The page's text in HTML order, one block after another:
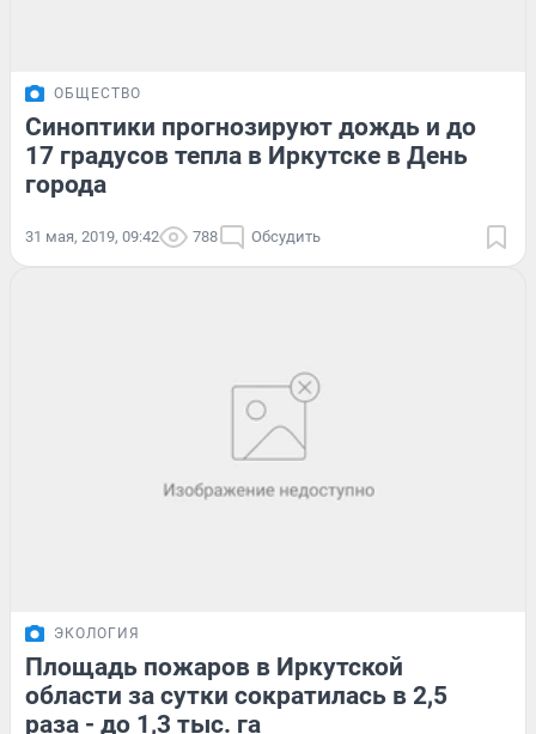
ОБЩЕСТВО
Синоптики прогнозируют дождь и до
17 градусов тепла в Иркутске в День
города
31 мая, 2019, 09:42 788 Обсудить
ЭКОЛОГИЯ
Площадь пожаров в Иркутской
области за сутки сократилась в 2,5
раза - до 1,3 тыс. га